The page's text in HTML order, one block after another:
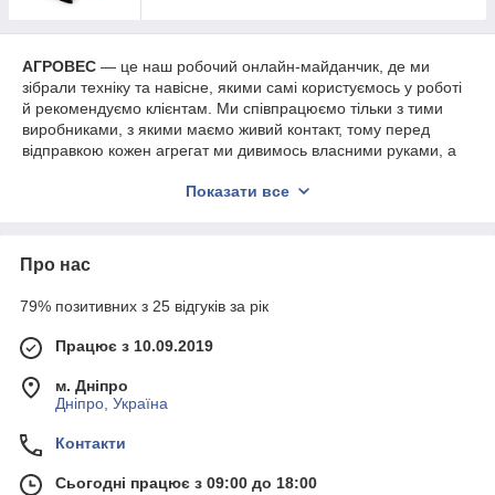
Щепорізи в цій категорії краще сприймати як кілька
різних форматів під різний обсяг і різний робочий
ритм. Тому тут спокійніше спершу прив’язати вибір до
своїх задач, а вже потім переходити до конкретної
моделі. Тоді щепоріз береться по ділу і потім
АГРОВЕС — це наш робочий онлайн-майданчик, де ми
зібрали техніку та навісне, якими самі користуємось у роботі
й рекомендуємо клієнтам. Ми співпрацюємо тільки з тими
виробниками, з якими маємо живий контакт, тому перед
відправкою кожен агрегат ми дивимось власними руками, а
Відправляємо по всій Україні (окрім тимчасово окупованих
лише потім розраховуєтесь. Оплата за доставку — окремо,
Важливо!Інформація на цьому сайті не є публічною
офертою, а наведена виключно для ознайомлення з
товарними позиціями. Асортимент, ціна, комплектація
та технічні параметри можуть бути змінені
виробником. Остаточну інформацію підтверджуйте під
телефоном.
Показати все
Про нас
79% позитивних з 25 відгуків за рік
Працює з 10.09.2019
м. Дніпро
Дніпро, Україна
Контакти
Сьогодні працює з 09:00 до 18:00